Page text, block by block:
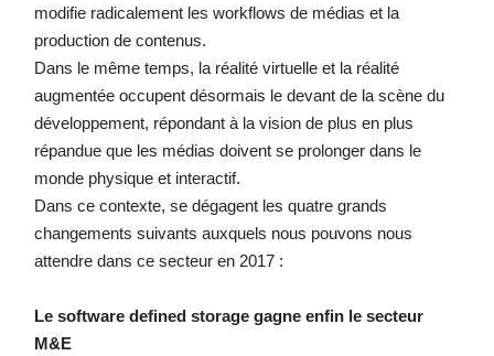
modifie radicalement les workflows de médias et la
production de contenus.
Dans le même temps, la réalité virtuelle et la réalité
augmentée occupent désormais le devant de la scène du
développement, répondant à la vision de plus en plus
répandue que les médias doivent se prolonger dans le
monde physique et interactif.
Dans ce contexte, se dégagent les quatre grands
changements suivants auxquels nous pouvons nous
attendre dans ce secteur en 2017 :
Le software defined storage gagne enfin le secteur
M&E